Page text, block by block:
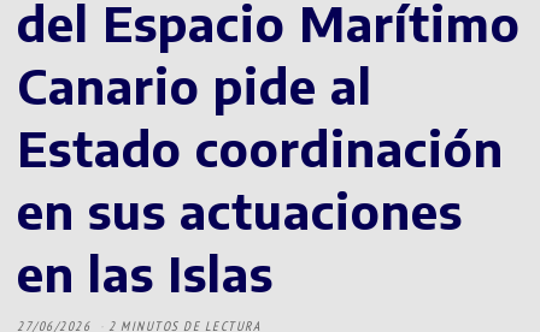
del Espacio Marítimo
Canario pide al
Estado coordinación
en sus actuaciones
en las Islas
27/06/2026 2 MINUTOS DE LECTURA